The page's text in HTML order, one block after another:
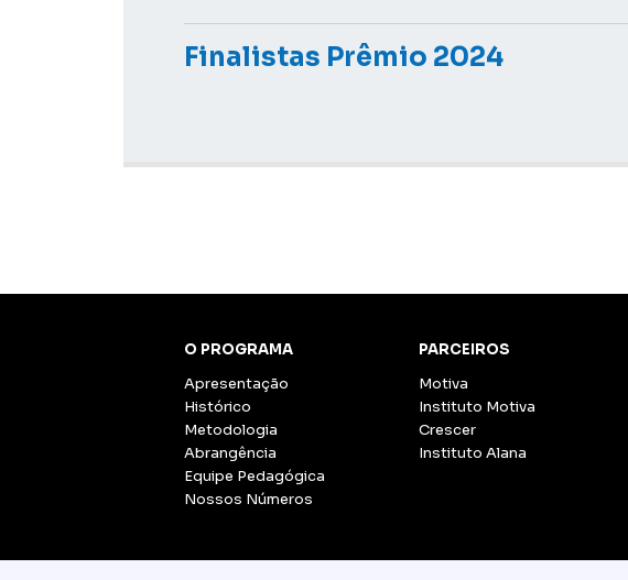
Finalistas Prêmio 2024
O PROGRAMA
Apresentação
Histórico
Metodologia
Abrangência
Equipe Pedagógica
Nossos Números
PARCEIROS
Motiva
Instituto Motiva
Crescer
Instituto Alana